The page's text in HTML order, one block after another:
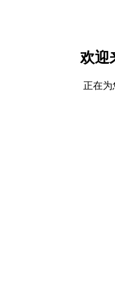
欢迎
正在为